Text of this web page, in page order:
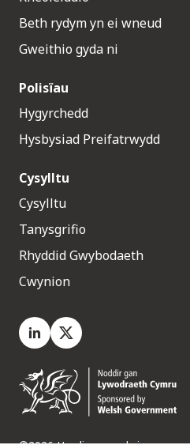
Beth rydym yn ei wneud
Gweithio gyda ni
Polisïau
Hygyrchedd
Hysbysiad Preifatrwydd
Cysylltu
Cysylltu
Tanysgrifio
Rhyddid Gwybodaeth
Cwynion
LinkedIn
X.com